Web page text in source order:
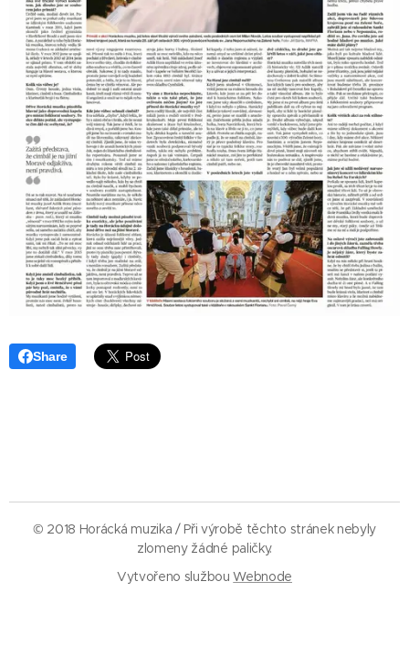
Share
© 2018 Horácká muzika / Při výrobě těchto stránek nebyly
zlomeny žádné paličky.
Vytvořeno službouWebnode